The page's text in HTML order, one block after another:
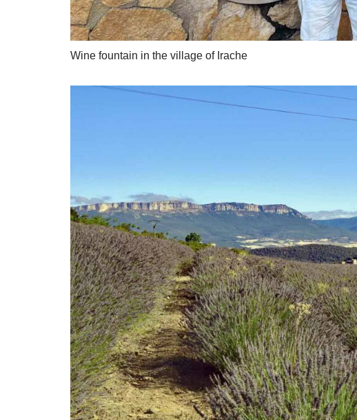
Wine fountain in the village of Irache